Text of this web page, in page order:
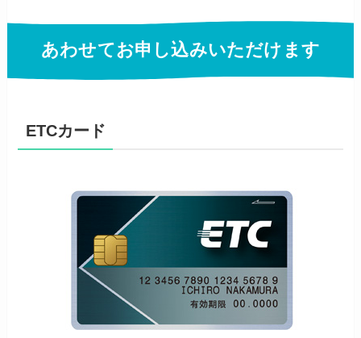
あわせてお申し込みいただけます
ETCカード